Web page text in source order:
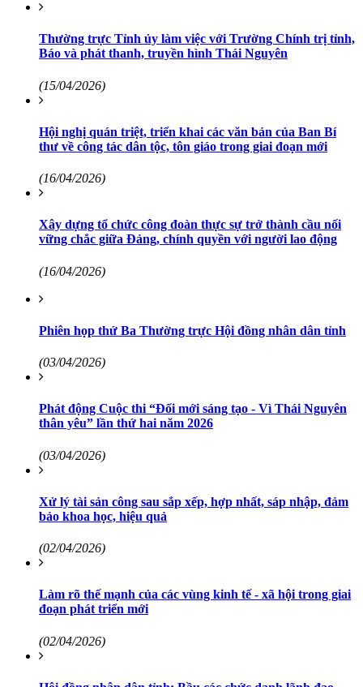
Thường trực Tỉnh ủy làm việc với Trường Chính trị tỉnh,
Báo và phát thanh, truyền hình Thái Nguyên
(15/04/2026)
Hội nghị quán triệt, triển khai các văn bản của Ban Bí
thư về công tác dân tộc, tôn giáo trong giai đoạn mới
(16/04/2026)
Xây dựng tổ chức công đoàn thực sự trở thành cầu nối
vững chắc giữa Đảng, chính quyền với người lao động
(16/04/2026)
Phiên họp thứ Ba Thường trực Hội đồng nhân dân tỉnh
(03/04/2026)
Phát động Cuộc thi “Đổi mới sáng tạo - Vì Thái Nguyên
thân yêu” lần thứ hai năm 2026
(03/04/2026)
Xử lý tài sản công sau sắp xếp, hợp nhất, sáp nhập, đảm
bảo khoa học, hiệu quả
(02/04/2026)
Làm rõ thế mạnh của các vùng kinh tế - xã hội trong giai
đoạn phát triển mới
(02/04/2026)